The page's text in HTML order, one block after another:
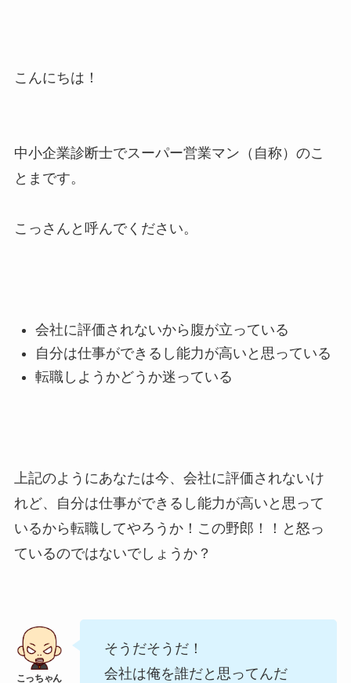
こんにちは！
中小企業診断士でスーパー営業マン（自称）のこ
とまです。
こっさんと呼んでください。
会社に評価されないから腹が立っている
自分は仕事ができるし能力が高いと思っている
転職しようかどうか迷っている
上記のようにあなたは今、会社に評価されないけ
れど、自分は仕事ができるし能力が高いと思って
いるから転職してやろうか！この野郎！！と怒っ
ているのではないでしょうか？
そうだそうだ！
会社は俺を誰だと思ってんだ